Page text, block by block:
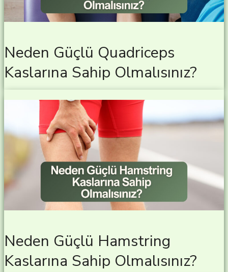
Neden Güçlü Quadriceps
Kaslarına Sahip Olmalısınız?
Neden Güçlü Hamstring
Kaslarına Sahip Olmalısınız?